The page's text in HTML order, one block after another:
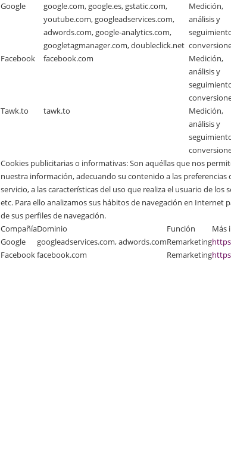
Google
google.com, google.es, gstatic.com,
youtube.com, googleadservices.com,
adwords.com, google-analytics.com,
googletagmanager.com, doubleclick.net
Medición,
análisis y
Facebook facebook.com
Medición,
análisis y
Tawk.to tawk.to
Medición,
análisis y
Cookies publicitarias o informativas: Son aquéllas que nos
nuestra información, adecuando su contenido a las
servicio, a las características del uso que realiza el usuario de
etc. Para ello analizamos sus hábitos de navegación en Internet
de sus perfiles de navegación.
CompañíaDominio Función
Más
Google
googleadservices.com, adwords.comRemarketing
Facebookfacebook.com Remarketing